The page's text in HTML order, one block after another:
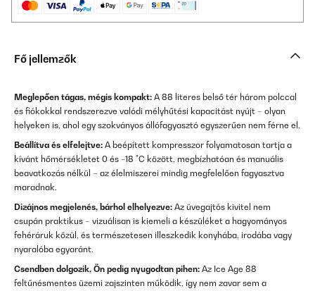
Fő jellemzők
Meglepően tágas, mégis kompakt: A 88 literes belső tér három polccal
és fiókokkal rendszerezve valódi mélyhűtési kapacitást nyújt – olyan
helyeken is, ahol egy szokványos állófagyasztó egyszerűen nem férne el.
Beállítva és elfelejtve: A beépített kompresszor folyamatosan tartja a
kívánt hőmérsékletet 0 és −18 °C között, megbízhatóan és manuális
beavatkozás nélkül – az élelmiszerei mindig megfelelően fagyasztva
maradnak.
Dizájnos megjelenés, bárhol elhelyezve: Az üvegajtós kivitel nem
csupán praktikus – vizuálisan is kiemeli a készüléket a hagyományos
fehéráruk közül, és természetesen illeszkedik konyhába, irodába vagy
nyaralóba egyaránt.
Csendben dolgozik, Ön pedig nyugodtan pihen: Az Ice Age 88
feltűnésmentes üzemi zajszinten működik, így nem zavar sem a